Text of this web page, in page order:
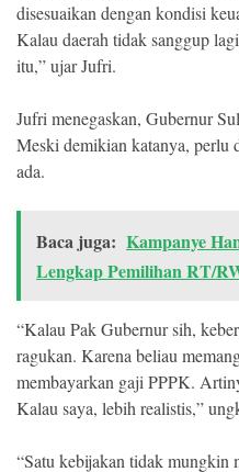
disesuaikan dengan kondisi
Kalau daerah tidak sanggup
itu,” ujar Jufri.
Jufri menegaskan, Gubernur
Meski demikian katanya, perlu
ada.
Baca juga: Kampanye
Lengkap Pemilihan RT/
“Kalau Pak Gubernur sih,
ragukan. Karena beliau
membayarkan gaji PPPK.
Kalau saya, lebih realistis,”
“Satu kebijakan tidak mungkin